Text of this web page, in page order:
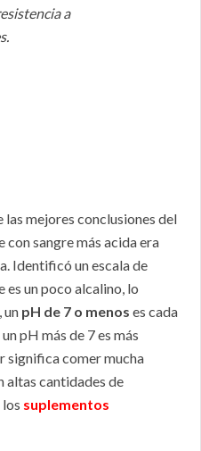
a
las mejores conclusiones del
con sangre más acida era
Identificó un escala de
es un poco alcalino, lo
, un pH de 7 o menos es cada
pH más de 7 es más
significa comer mucha
altas cantidades de
suplementos